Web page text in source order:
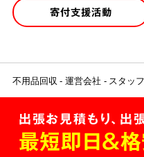
寄付支援活動
不用品回収 運営会社 スタッ
出張お見積もり、
最短即日＆